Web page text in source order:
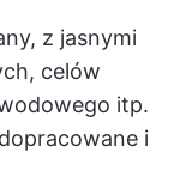
z jasnymi
celów
itp.
i